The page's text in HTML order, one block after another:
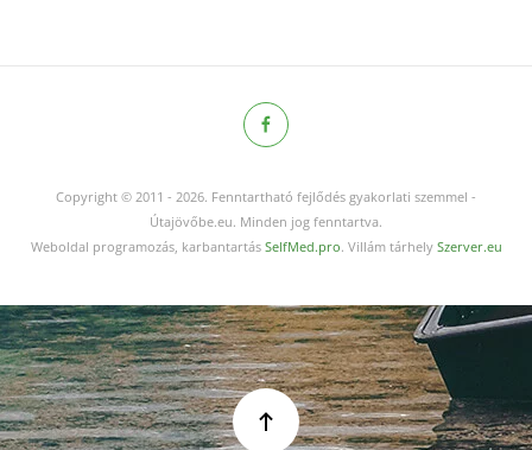
Copyright © 2011 - 2026. Fenntartható fejlődés gyakorlati szemmel -
Útajövőbe.eu. Minden jog fenntartva.
Weboldal programozás, karbantartás SelfMed.pro. Villám tárhely Szerver.eu